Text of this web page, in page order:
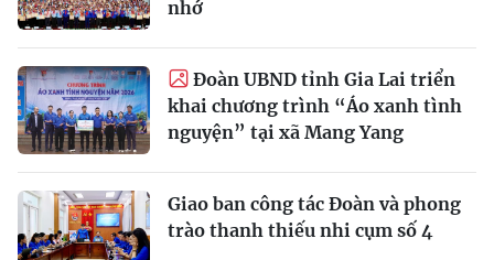
nhớ
Đoàn UBND tỉnh Gia Lai triển
khai chương trình “Áo xanh tình
nguyện” tại xã Mang Yang
Giao ban công tác Đoàn và phong
trào thanh thiếu nhi cụm số 4